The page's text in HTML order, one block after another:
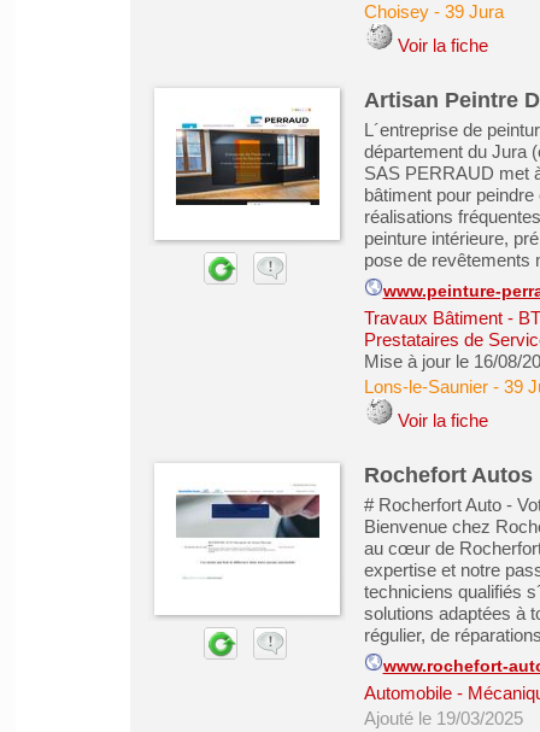
Choisey- 39 Jura
Voir la fiche
Artisan Peintre
L´entreprise de
département du Jura
SAS PERRAUD met
bâtiment pour
réalisations
peinture intérieure,
pose de revêtements
www.peinture-
Travaux Bâtiment -
Prestataires de
Mise à jour le 16/08/
Lons-le-Saunier- 39
Voir la fiche
Rochefort Autos
# Rocherfort Auto -
Bienvenue chez
au cœur de
expertise et notre
techniciens qualifiés
solutions adaptées à
régulier, de
www.rochefort-
Automobile -
Ajouté le 19/03/2025